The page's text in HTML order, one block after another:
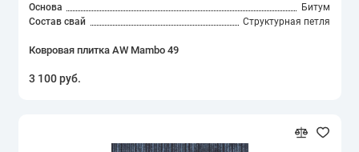
Основа
Битум
Состав свай
Структурная петля
Ковровая плитка AW Mambo 49
3 100 руб.